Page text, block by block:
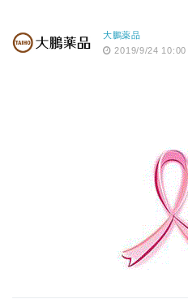
大鵬薬品
2019/9/24 10:00